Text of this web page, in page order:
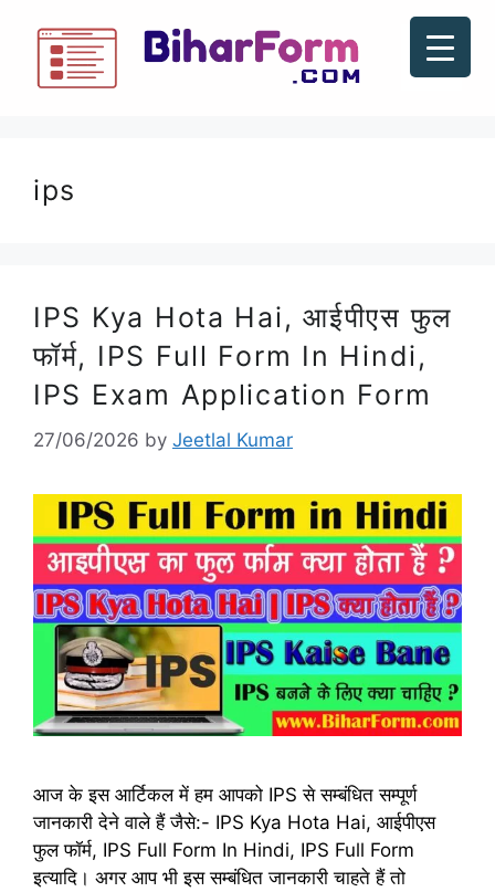
ips
IPS Kya Hota Hai, आईपीएस फुल
फॉर्म, IPS Full Form In Hindi,
IPS Exam Application Form
27/06/2026 by Jeetlal Kumar
आज के इस आर्टिकल में हम आपको IPS से सम्बंधित सम्पूर्ण
जानकारी देने वाले हैं जैसे:- IPS Kya Hota Hai, आईपीएस
फुल फॉर्म, IPS Full Form In Hindi, IPS Full Form
इत्यादि। अगर आप भी इस सम्बंधित जानकारी चाहते हैं तो